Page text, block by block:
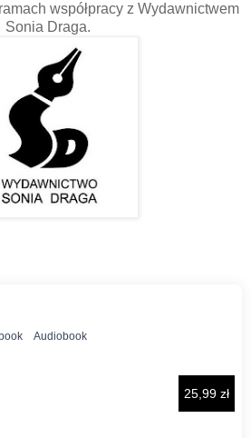
współpracy z Wydawnictwem
Sonia Draga.